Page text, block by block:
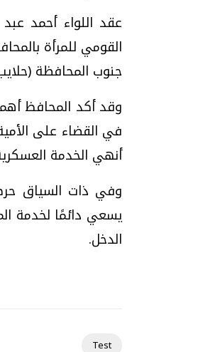
عقد اللواء أحمد
القومي للمرأة
جنوب المحافظة
وقد أكد المحافظ
في القضاء على
أنهي الخدمة
وفي ذات السياق
يسعي دائمًا لخدمة
الدخل.
Test
فيديو.. الإعلام الرقمي.. تقنيات واعدة
وتحديات هائلة